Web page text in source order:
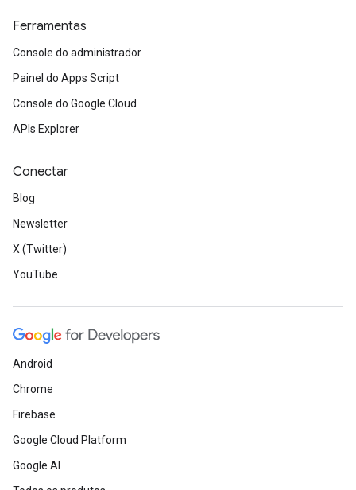
Ferramentas
Console do administrador
Painel do Apps Script
Console do Google Cloud
APIs Explorer
Conectar
Blog
Newsletter
X (Twitter)
YouTube
Android
Chrome
Firebase
Google Cloud Platform
Google AI